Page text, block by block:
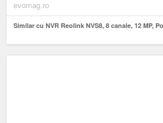
evomag.ro
Similar cu NVR Reolink NVS8, 8 canale, 12 MP,